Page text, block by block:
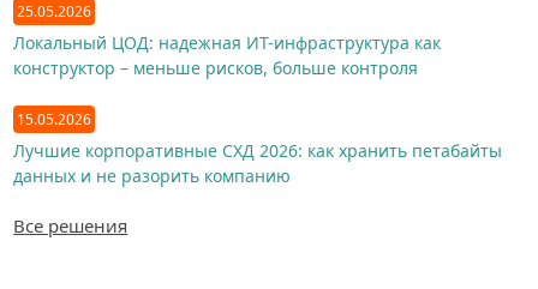
25.05.2026
Локальный ЦОД: надежная ИТ-инфраструктура как
конструктор – меньше рисков, больше контроля
15.05.2026
Лучшие корпоративные СХД 2026: как хранить петабайты
данных и не разорить компанию
Все решения